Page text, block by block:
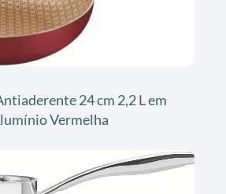
24 cm 2,2 L em
Vermelha